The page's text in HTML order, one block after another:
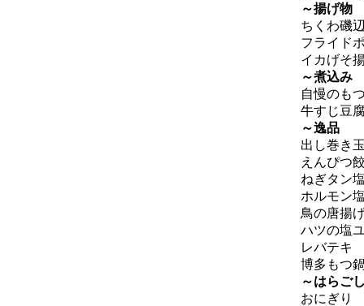
～揚げ物
ちくわ磯
フライド
イカげそ
～煮込み
自慢のも
牛すじ豆
～逸品
出し巻き
えんぴつ
ねぎタン
ホルモン
鳥の唐揚
ハツの塩
レバテキ
博多もつ
～はらご
おにぎり